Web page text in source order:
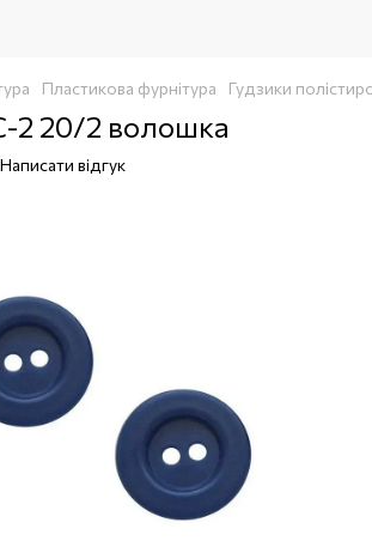
Пластикова фурнітура Гудзики
2 20/2 волошка
Написати відгук